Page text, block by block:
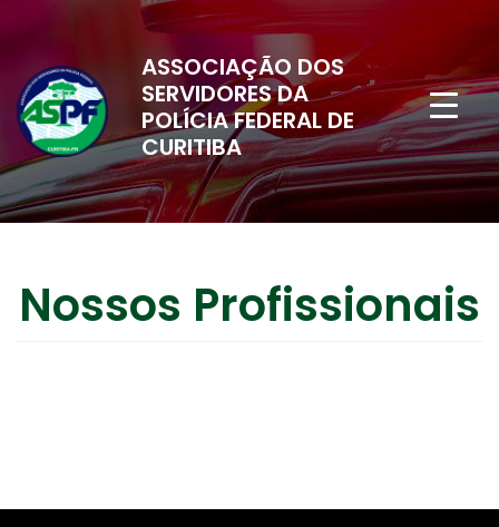
ASSOCIAÇÃO DOS
SERVIDORES DA
POLÍCIA FEDERAL DE
CURITIBA
Nossos Profissionais